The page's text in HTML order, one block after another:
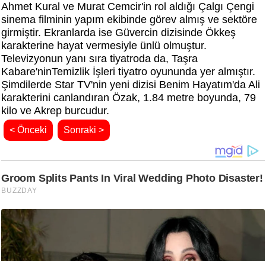
Ahmet Kural ve Murat Cemcir'in rol aldığı Çalgı Çengi
sinema filminin yapım ekibinde görev almış ve sektöre
girmiştir. Ekranlarda ise Güvercin dizisinde Ökkeş
karakterine hayat vermesiyle ünlü olmuştur.
Televizyonun yanı sıra tiyatroda da, Taşra
Kabare'ninTemizlik İşleri tiyatro oyununda yer almıştır.
Şimdilerde Star TV'nin yeni dizisi Benim Hayatım'da Ali
karakterini canlandıran Özak, 1.84 metre boyunda, 79
kilo ve Akrep burcudur.
< Önceki Sonraki >